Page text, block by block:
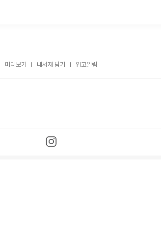
미리보기 내서재 담기 입고알림